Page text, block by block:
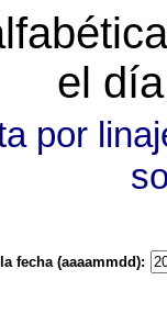
el
por
fecha (aaaammdd):